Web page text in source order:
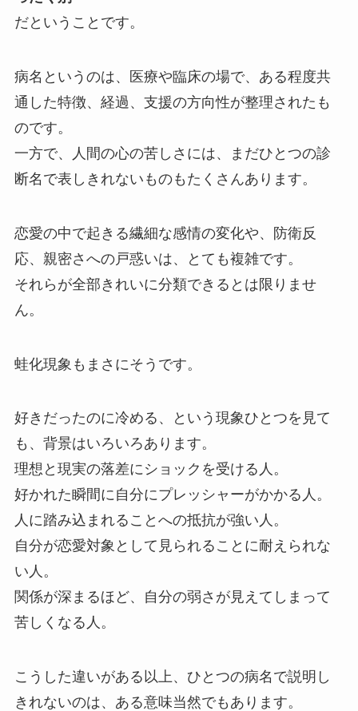
だということです。
病名というのは、医療や臨床の場で、ある程度共
通した特徴、経過、支援の方向性が整理されたも
のです。
一方で、人間の心の苦しさには、まだひとつの診
断名で表しきれないものもたくさんあります。
恋愛の中で起きる繊細な感情の変化や、防衛反
応、親密さへの戸惑いは、とても複雑です。
それらが全部きれいに分類できるとは限りませ
ん。
蛙化現象もまさにそうです。
好きだったのに冷める、という現象ひとつを見て
も、背景はいろいろあります。
理想と現実の落差にショックを受ける人。
好かれた瞬間に自分にプレッシャーがかかる人。
人に踏み込まれることへの抵抗が強い人。
自分が恋愛対象として見られることに耐えられな
い人。
関係が深まるほど、自分の弱さが見えてしまって
苦しくなる人。
こうした違いがある以上、ひとつの病名で説明し
きれないのは、ある意味当然でもあります。